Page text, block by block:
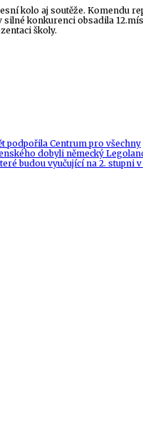
kolo aj soutěže. Komendu
silné konkurenci obsadila
školy.
podpořila Centrum pro všechny
dobyli německý
budou vyučující na 2. stupni